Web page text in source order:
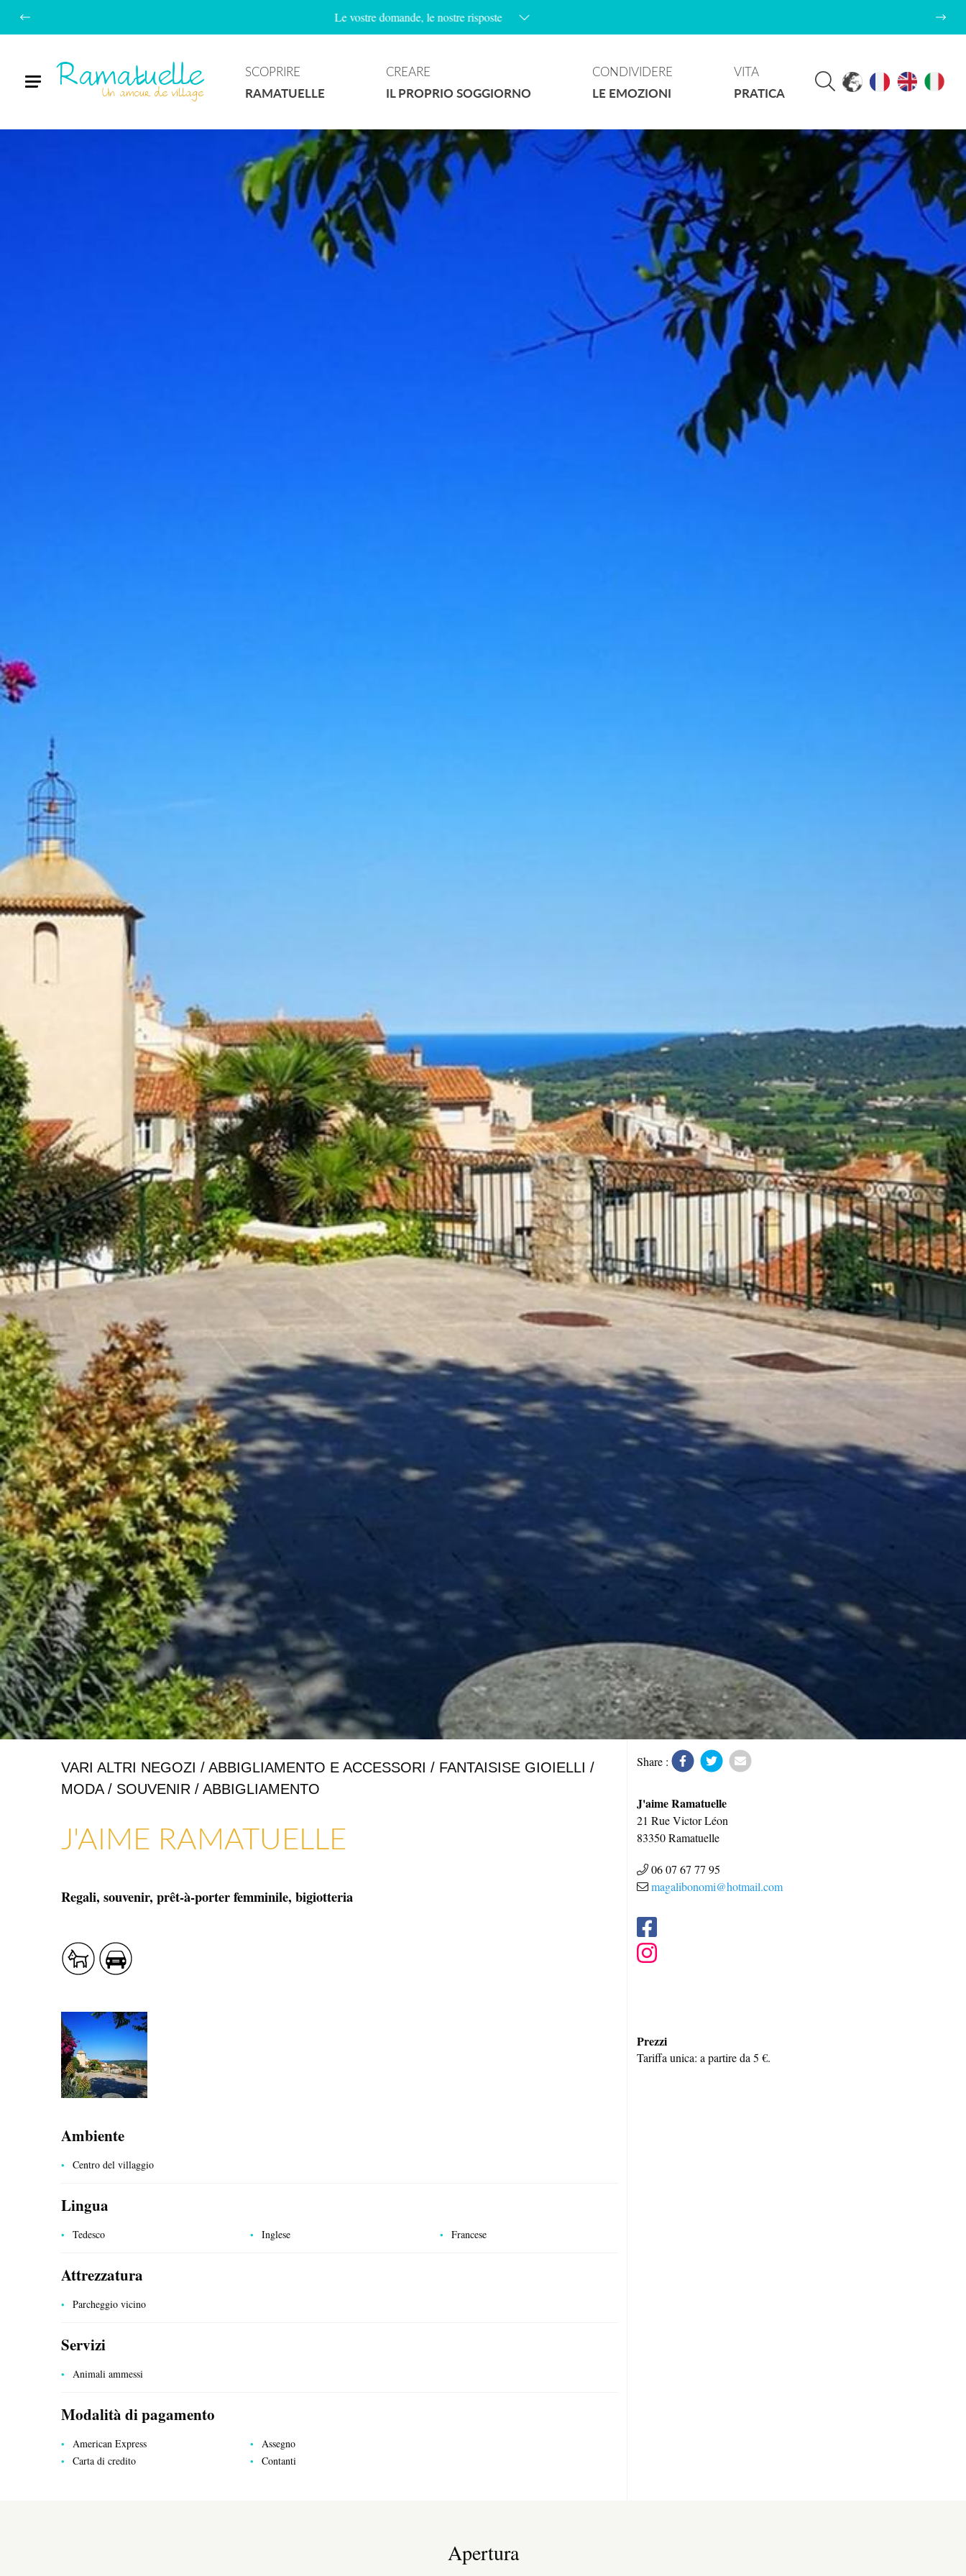
LATO MARE
L’UFFICIO DEL TURISMO VI
ANIMAZIONE
ARTIGIANATO E GALLERIE D’ARTE
RELAX
CORO DEI FESTEGGIAMENTI
PROFUSIONE DI SAPORE
MODULO DI CONTTATO
LE VOSTRE DOMANDE, LE NOSTRE
RISPOSTE
SVILUPPO SOSTENIBILE : L’IMPEGNO
DEI NOSTRI PROFESSIONISTI !
SERVIZI PUBBLICI
Animazioni
MenuRamatuelle
Un amour de village
SCOPRIRE
RAMATUELLE
CREARE
IL PROPRIO SOGGIORNO
CONDIVIDERE
LE EMOZIONI
VITA
PRATICA
VARI ALTRI NEGOZI / ABBIGLIAMENTO E ACCESSORI / FANTAISISE GIOIELLI /
MODA / SOUVENIR / ABBIGLIAMENTO
J'AIME RAMATUELLE
Regali, souvenir, prêt-à-porter femminile, bigiotteria
Ambiente
Centro del villaggio
Lingua
Tedesco Inglese Francese
Attrezzatura
Parcheggio vicino
Servizi
Animali ammessi
Modalità di pagamento
American Express
Carta di credito
Assegno
Contanti
Share :
J'aime Ramatuelle
21 Rue Victor Léon
83350 Ramatuelle
06 07 67 77 95
magalibonomi@hotmail.com
Prezzi
Tariffa unica: a partire da 5 €.
Apertura